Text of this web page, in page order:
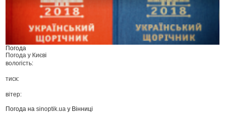
Погода
Погода у Києві
вологість:
тиск:
вітер:
Погода наsinoptik.ua у Вінниці